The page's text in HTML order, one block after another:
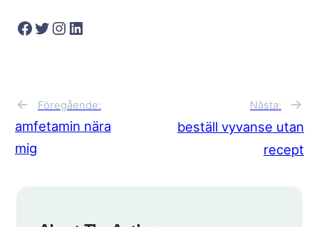
Facebook Twitter Instagram LinkedIn
← Föregående:
amfetamin nära
mig
Nästa:
beställ vyvanse utan
recept
→